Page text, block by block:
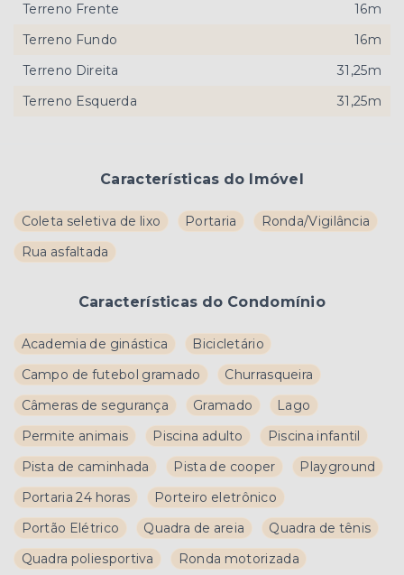
Características do Imóvel
Coleta seletiva de lixo Portaria
Ronda/Vigilância
Rua asfaltada
Características do Condomínio
Academia de ginástica
Bicicletário
Campo de futebol gramado
Churrasqueira
Câmeras de segurança
Gramado
Lago
Permite animais
Piscina adulto
Piscina infantil
Pista de caminhada
Pista de cooper
Playground
Portaria 24 horas
Porteiro eletrônico
Portão Elétrico
Quadra de areia
Quadra de tênis
Quadra poliesportiva
Ronda motorizada
Terreno Frente
16m
Terreno Fundo
16m
Terreno Direita
31,25m
Terreno Esquerda
31,25m